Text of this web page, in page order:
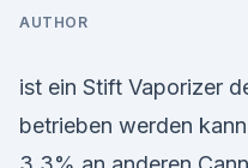
AUTHOR
ist ein Stift Vaporizer
betrieben werden